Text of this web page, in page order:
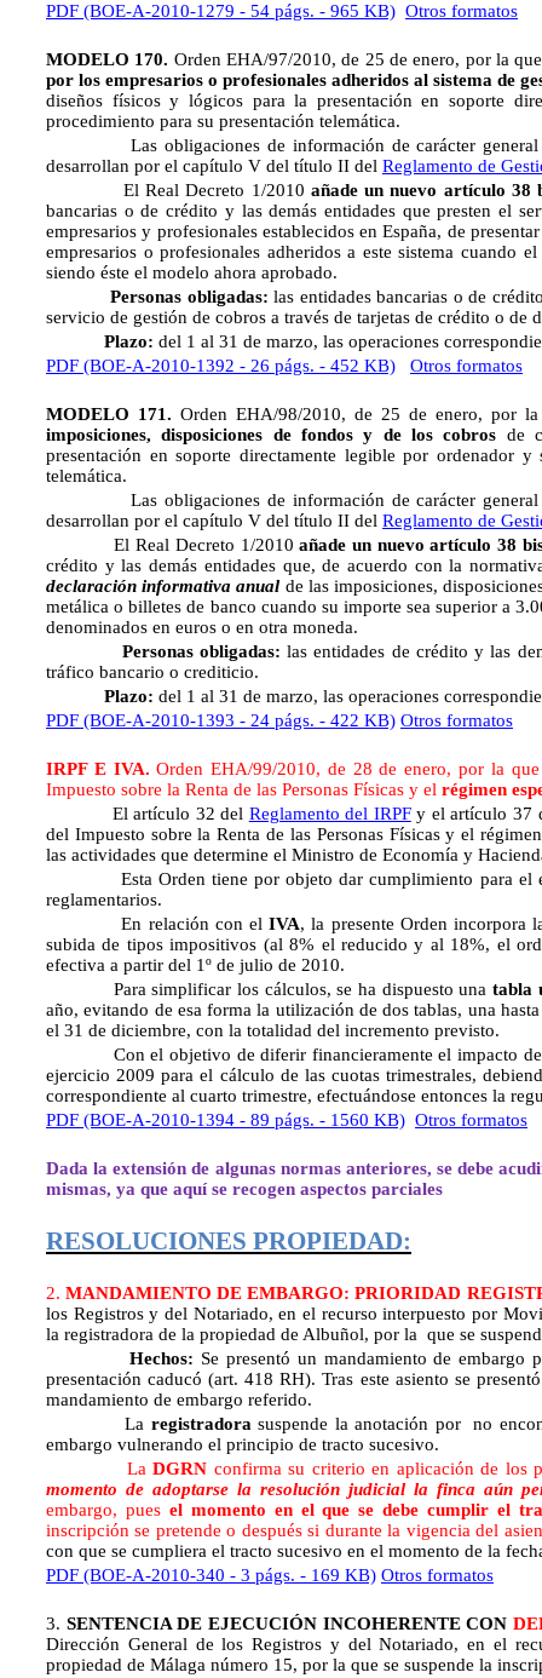
PDF (BOE-A-2010-1279 - 54 págs. - 965 KB) Otros formatos
MODELO 170. Orden EHA/97/2010, de 25 de enero, por la
por los empresarios o profesionales adheridos al sistema de
diseños físicos y lógicos para la presentación en soporte
procedimiento para su presentación telemática.
Las obligaciones de información de carácter general
desarrollan por el capítulo V del título II del Reglamento de
El Real Decreto 1/2010 añade un nuevo artículo 38
bancarias o de crédito y las demás entidades que presten el
empresarios y profesionales establecidos en España, de
empresarios o profesionales adheridos a este sistema cuando
siendo éste el modelo ahora aprobado.
Personas obligadas: las entidades bancarias o de
servicio de gestión de cobros a través de tarjetas de crédito o de
Plazo: del 1 al 31 de marzo, las operaciones
PDF (BOE-A-2010-1392 - 26 págs. - 452 KB)
Otros formatos
MODELO 171. Orden EHA/98/2010, de 25 de enero, por
imposiciones, disposiciones de fondos y de los cobros de
presentación en soporte directamente legible por ordenador
telemática.
Las obligaciones de información de carácter general
desarrollan por el capítulo V del título II del Reglamento de
El Real Decreto 1/2010añade un nuevo artículo 38
crédito y las demás entidades que, de acuerdo con la
declaración informativa anual de las imposiciones,
metálica o billetes de banco cuando su importe sea superior a
denominados en euros o en otra moneda.
Personas obligadas: las entidades de crédito y las
tráfico bancario o crediticio.
Plazo: del 1 al 31 de marzo, las operaciones
PDF (BOE-A-2010-1393 - 24 págs. - 422 KB) Otros formatos
IRPF E IVA.Orden EHA/99/2010, de 28 de enero, por la
Impuesto sobre la Renta de las Personas Físicas y el régimen
El artículo 32 del Reglamento del IRPFy el artículo 37
del Impuesto sobre la Renta de las Personas Físicas y el
las actividades que determine el Ministro de Economía y
Esta Orden tiene por objeto dar cumplimiento para el
reglamentarios.
En relación con elIVA, la presente Orden incorpora
subida de tipos impositivos (al 8% el reducido y al 18%, el
efectiva a partir del 1º de julio de 2010.
Para simplificar los cálculos, se ha dispuesto una tabla
año, evitando de esa forma la utilización de dos tablas, una
el 31 de diciembre, con la totalidad del incremento previsto.
Con el objetivo de diferir financieramente el impacto del
ejercicio 2009 para el cálculo de las cuotas trimestrales,
correspondiente al cuarto trimestre, efectuándose entonces la
PDF (BOE-A-2010-1394 - 89 págs. - 1560 KB) Otros formatos
Dada la extensión de algunas normas anteriores, se debe
mismas, ya que aquí se recogen aspectos parciales
RESOLUCIONES PROPIEDAD:
2.MANDAMIENTO DE EMBARGO: PRIORIDAD
los Registros y del Notariado, en el recurso interpuesto por
la registradora de la propiedad de Albuñol, por la que se
Hechos: Se presentó un mandamiento de
presentación caducó (art. 418 RH). Tras este asiento se
mandamiento de embargo referido.
La registradorasuspende la anotación por no
embargo vulnerando el principio de tracto sucesivo.
LaDGRN confirma su criterio en aplicación de
momento de adoptarse la resolución judicial la finca aún
embargo, pues el momento en el que se debe cumplir el
inscripción se pretende o después si durante la vigencia del
con que se cumpliera el tracto sucesivo en el momento de la
PDF (BOE-A-2010-340 - 3 págs. - 169 KB) Otros formatos
3. SENTENCIA DE EJECUCIÓN INCOHERENTE CON
Dirección General de los Registros y del Notariado, en el
propiedad de Málaga número 15, por la que se suspende la